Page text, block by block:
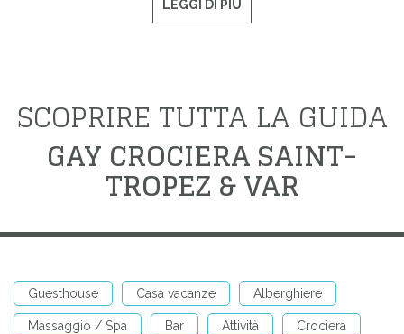
LEGGI DI PIÙ
SCOPRIRE TUTTA LA GUIDA
GAY CROCIERA SAINT-
TROPEZ & VAR
Guesthouse Casa vacanze Alberghiere
Massaggio / Spa Bar Attività Crociera